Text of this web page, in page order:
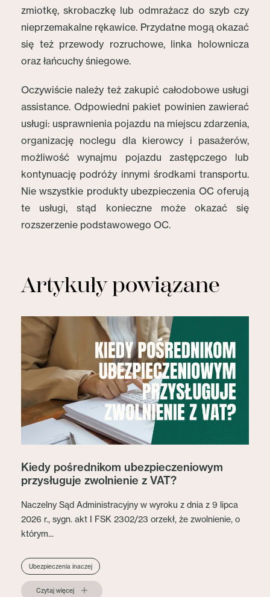
zmiotkę, skrobaczkę lub odmrażacz do szyb czy
nieprzemakalne rękawice. Przydatne mogą okazać
się też przewody rozruchowe, linka holownicza
oraz łańcuchy śniegowe.
Oczywiście należy też zakupić całodobowe usługi
assistance. Odpowiedni pakiet powinien zawierać
usługi: usprawnienia pojazdu na miejscu zdarzenia,
organizację noclegu dla kierowcy i pasażerów,
możliwość wynajmu pojazdu zastępczego lub
kontynuację podróży innymi środkami transportu.
Nie wszystkie produkty ubezpieczenia OC oferują
te usługi, stąd konieczne może okazać się
rozszerzenie podstawowego OC.
Artykuły powiązane
Kiedy pośrednikom ubezpieczeniowym
przysługuje zwolnienie z VAT?
Naczelny Sąd Administracyjny w wyroku z dnia z 9 lipca
2026 r., sygn. akt I FSK 2302/23 orzekł, że zwolnienie, o
którym...
Ubezpieczenia inaczej
Czytaj więcej